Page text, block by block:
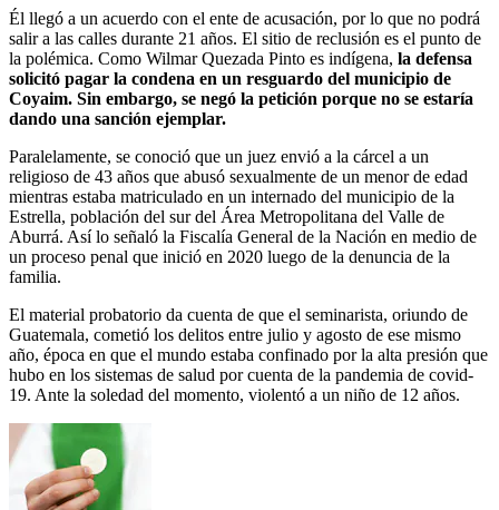
Él llegó a un acuerdo con el ente de acusación, por lo que no podrá
salir a las calles durante 21 años. El sitio de reclusión es el punto de
la polémica. Como Wilmar Quezada Pinto es indígena, la defensa
solicitó pagar la condena en un resguardo del municipio de
Coyaim. Sin embargo, se negó la petición porque no se estaría
dando una sanción ejemplar.
Paralelamente, se conoció que un juez envió a la cárcel a un
religioso de 43 años que abusó sexualmente de un menor de edad
mientras estaba matriculado en un internado del municipio de la
Estrella, población del sur del Área Metropolitana del Valle de
Aburrá. Así lo señaló la Fiscalía General de la Nación en medio de
un proceso penal que inició en 2020 luego de la denuncia de la
familia.
El material probatorio da cuenta de que el seminarista, oriundo de
Guatemala, cometió los delitos entre julio y agosto de ese mismo
año, época en que el mundo estaba confinado por la alta presión que
hubo en los sistemas de salud por cuenta de la pandemia de covid-
19. Ante la soledad del momento, violentó a un niño de 12 años.